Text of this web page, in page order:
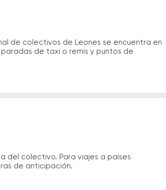
de colectivos de Leones se encuentra en
paradas de taxi o remis y puntos de
del colectivo. Para viajes a países
de anticipación.